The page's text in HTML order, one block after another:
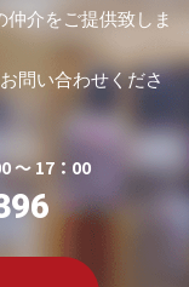
仲介をご提供致しま
問い合わせくださ
～ 17：00